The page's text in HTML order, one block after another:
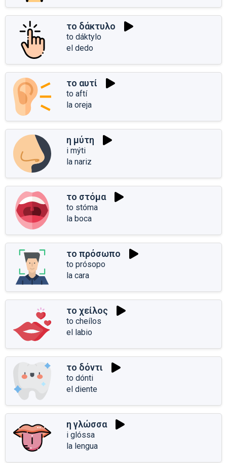
το δάκτυλο
to dáktylo
el dedo
το αυτί
to aftí
la oreja
η μύτη
i mýti
la nariz
το στόμα
to stóma
la boca
το πρόσωπο
to prósopo
la cara
το χείλος
to cheílos
el labio
το δόντι
to dónti
el diente
η γλώσσα
i glóssa
la lengua